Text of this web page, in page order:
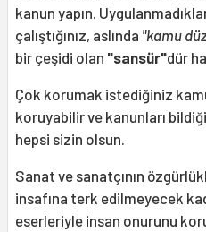
kanun yapın.
çalıştığınız, aslında "kamu
bir çeşidi olan "sansür"dür
Çok korumak istediğiniz
koruyabilir ve kanunları
hepsi sizin olsun.
Sanat ve sanatçının
insafına terk edilmeyecek
eserleriyle insan onurunu